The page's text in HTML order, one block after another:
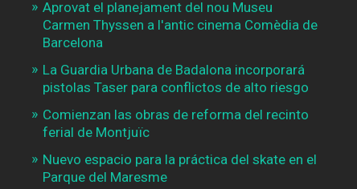
Aprovat el planejament del nou Museu
Carmen Thyssen a l'antic cinema Comèdia de
Barcelona
La Guardia Urbana de Badalona incorporará
pistolas Taser para conflictos de alto riesgo
Comienzan las obras de reforma del recinto
ferial de Montjuïc
Nuevo espacio para la práctica del skate en el
Parque del Maresme